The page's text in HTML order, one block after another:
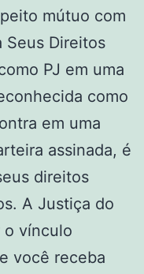
mútuo com
Direitos
PJ em uma
como
em uma
assinada, é
direitos
A Justiça do
o vínculo
você receba